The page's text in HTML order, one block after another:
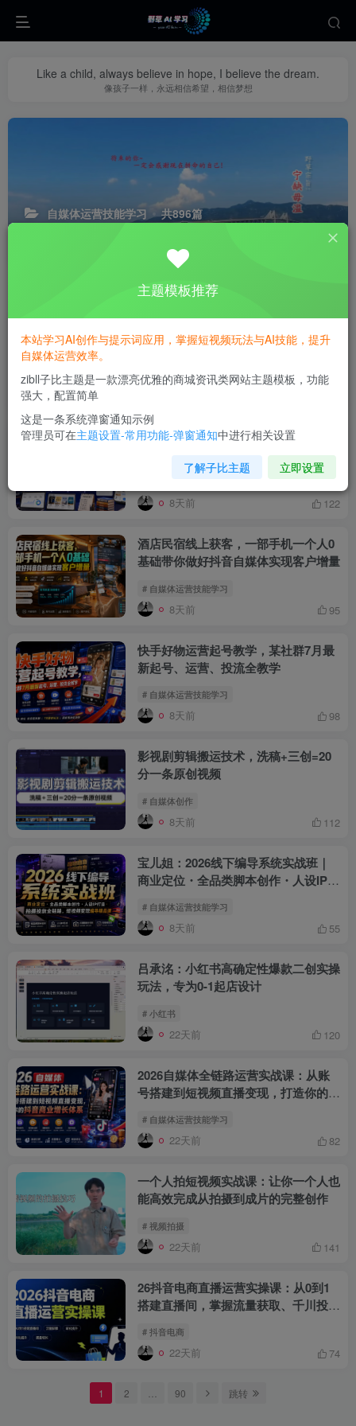
Like a child, always believe in hope, I believe the dream.
像孩子一样，永远相信希望，相信梦想
自媒体运营技能学习 共896篇
汇总各大自媒体平台 + 大V博主 的 起号、引流、变现、运营等全套优
质教程，精挑实操干货，帮你快速掌握自媒体账号运营
点赞 评论
2天学会网感剪辑，完整剪出有质感的
视频，自用或者接单变现
# 自媒体运营技能学习
图书赛道从0到1实操课，包含新号启
动、老号转型、搜索流量抓取、选品策
略及爆款图文打造等
8天前 122
酒店民宿线上获客，一部手机一个人0
基础带你做好抖音自媒体实现客户增量
# 自媒体运营技能学习
8天前 95
快手好物运营起号教学，某社群7月最
新起号、运营、投流全教学
# 自媒体运营技能学习
8天前 98
影视剧剪辑搬运技术，洗稿+三创=20
分一条原创视频
# 自媒体创作
8天前 112
宝儿姐：2026线下编导系统实战班｜
商业定位・全品类脚本创作・人设IP打
# 自媒体运营技能学习
8天前 55
吕承洺：小红书高确定性爆款二创实操
玩法，专为0-1起店设计
# 小红书
22天前 120
2026自媒体全链路运营实战课：从账
号搭建到短视频直播变现，打造你的抖
# 自媒体运营技能学习
22天前 82
一个人拍短视频实战课：让你一个人也
能高效完成从拍摄到成片的完整创作
# 视频拍摄
22天前 141
26抖音电商直播运营实操课：从0到1
搭建直播间，掌握流量获取、千川投
# 抖音电商
22天前 74
1 2 90 跳转
主题模板推荐
本站学习AI创作与提示词应用，掌握短视频玩法与AI技能，提升
自媒体运营效率。
zibll子比主题是一款漂亮优雅的商城资讯类网站主题模板，功能
强大，配置简单
这是一条系统弹窗通知示例
管理员可在主题设置-常用功能-弹窗通知中进行相关设置
了解子比主题 立即设置